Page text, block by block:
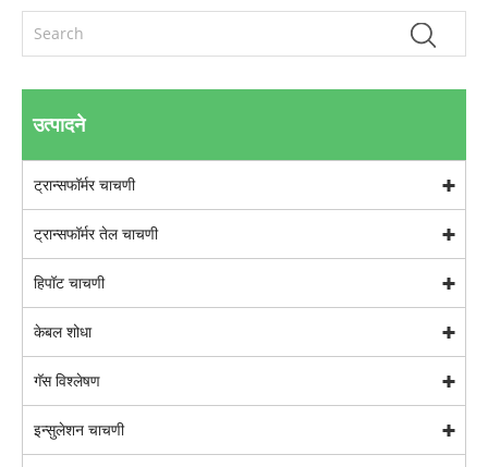
उत्पादने
ट्रान्सफॉर्मर चाचणी
ट्रान्सफॉर्मर तेल चाचणी
हिपॉट चाचणी
केबल शोधा
गॅस विश्लेषण
इन्सुलेशन चाचणी